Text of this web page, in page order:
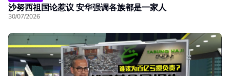
沙努西祖国论惹议 安华强调各族都是一家人
30/07/2026